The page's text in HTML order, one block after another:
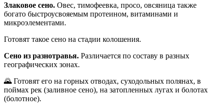
Злаковое сено. Овес, тимофеевка, просо, овсяница также
богато быстроусвояемым протеином, витаминами и
микроэлементами.
Готовят такое сено на стадии колошения.
Сено из разнотравья. Различается по составу в разных
географических зонах.
🌄 Готовят его на горных отводах, суходольных полянах, в
поймах рек (заливное сено), на затопленных лугах и болотах
(болотное).